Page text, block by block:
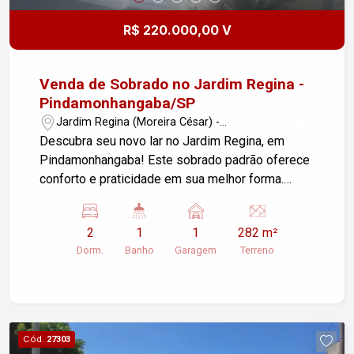
R$ 220.000,00 V
Venda de Sobrado no Jardim Regina -
Pindamonhangaba/SP
Jardim Regina (Moreira César) -
Pindamonhangaba/SP
Descubra seu novo lar no Jardim Regina, em
Pindamonhangaba! Este sobrado padrão oferece
conforto e praticidade em sua melhor forma.
70,82 m² - Área do Terreno: 282,00 m² - 2
Dormitórios: Perfeitos para acomodar sua família
com conforto. - Sala de Estar: Um espaço
atende a todas as necessidades. - Área de
Serviço: Prática e com espaço para suas
2
Dorm.
1
Banho
1
Garagem
282 m²
Terreno
Cód. 27303